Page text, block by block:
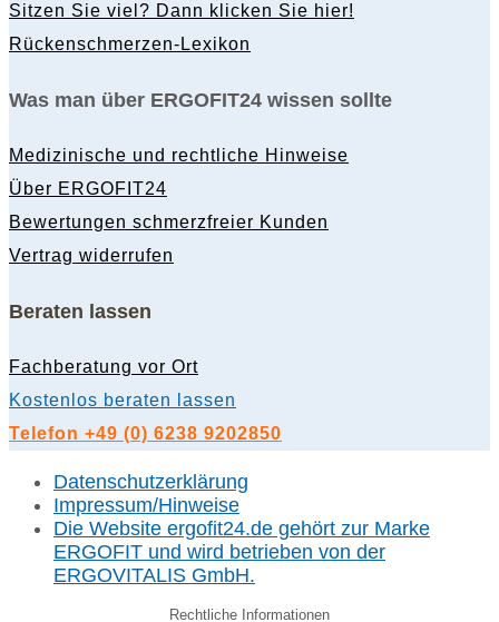
Sitzen Sie viel? Dann klicken Sie hier!
Rückenschmerzen-Lexikon
Was man über ERGOFIT24 wissen sollte
Medizinische und rechtliche Hinweise
Über ERGOFIT24
Bewertungen schmerzfreier Kunden
Vertrag widerrufen
Beraten lassen
Fachberatung vor Ort
Kostenlos beraten lassen
Telefon +49 (0) 6238 9202850
Datenschutzerklärung
Impressum/Hinweise
Die Website ergofit24.de gehört zur Marke
ERGOFIT und wird betrieben von der
ERGOVITALIS GmbH.
Rechtliche Informationen